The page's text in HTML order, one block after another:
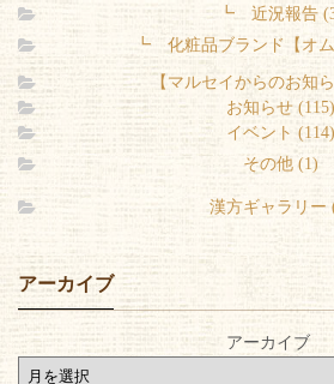
┗ 近況報告
┗ 化粧品ブランド【オ
【マルセイからのお知
お知らせ (115)
イベント (114)
その他 (1)
漢方ギャラリー
アーカイブ
アーカイブ